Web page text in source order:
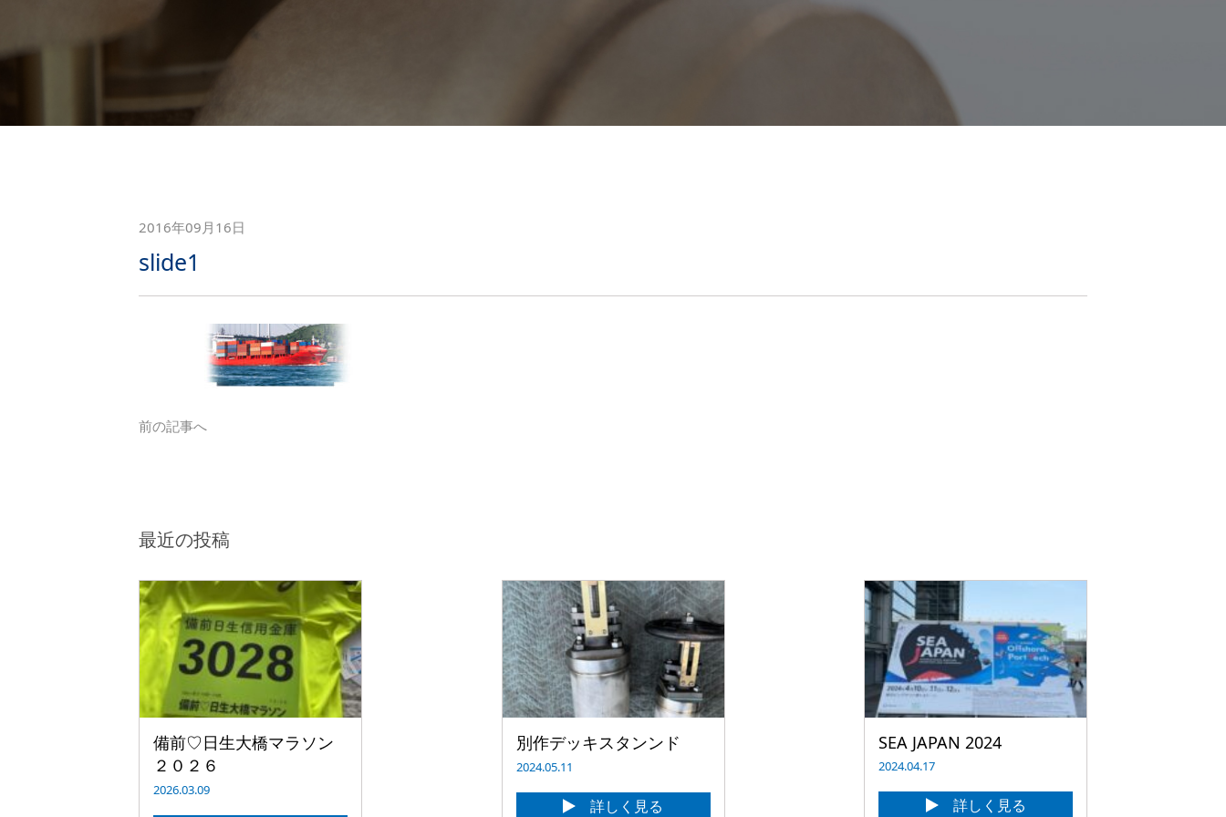
2016年09月16日
slide1
前の記事へ
最近の投稿
備前♡日生大橋マラソン
２０２６
2026.03.09
別作デッキスタンンド
2024.05.11
詳しく見る
SEA JAPAN 2024
2024.04.17
詳しく見る